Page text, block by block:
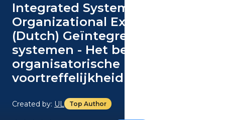
Integrated Systems - Achieving
Organizational Excellence
(Dutch) Geïntegreerde
systemen - Het bereiken van
organisatorische
voortreffelijkheid Course
Created by: UL Top Author